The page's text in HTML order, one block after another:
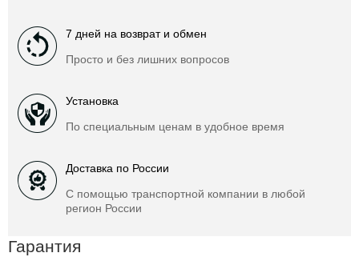
7 дней на возврат и обмен
Просто и без лишних вопросов
Установка
По специальным ценам в удобное время
Доставка по России
С помощью транспортной компании в любой
регион России
Гарантия